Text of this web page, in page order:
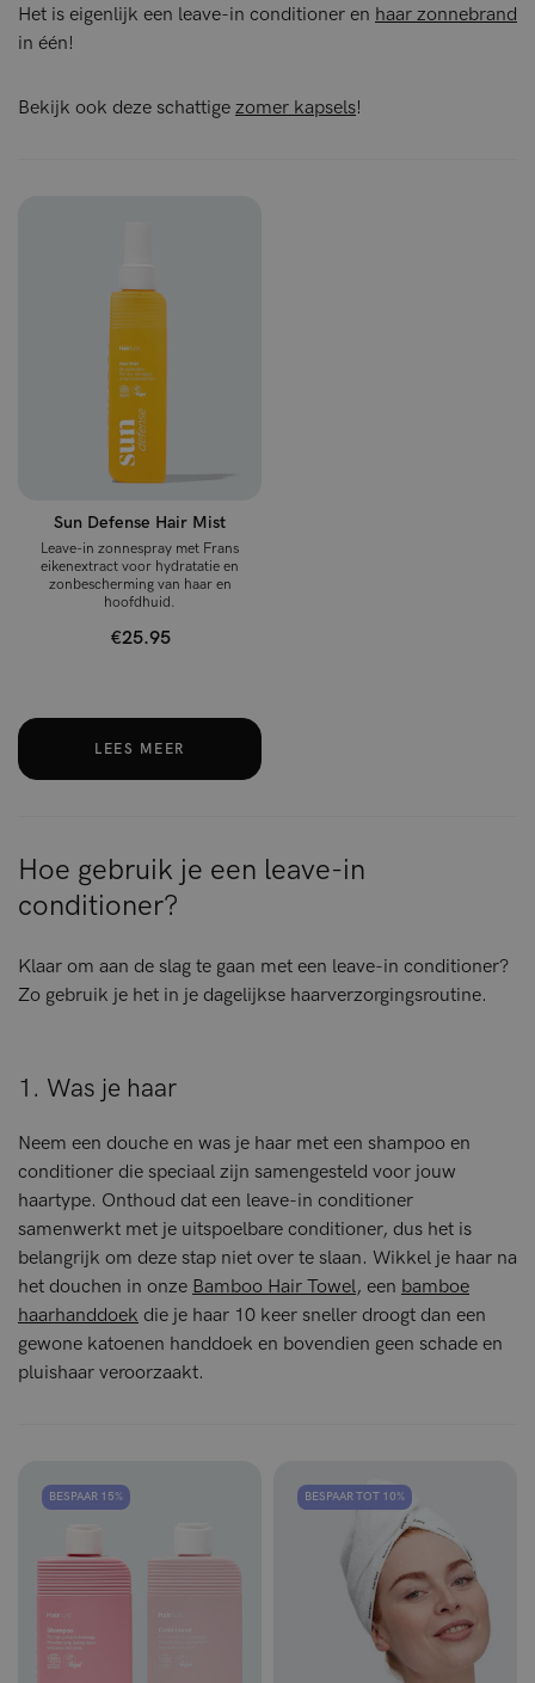
Het is eigenlijk een leave-in conditioner en haar zonnebrand
in één!
Bekijk ook deze schattige zomer kapsels!
Sun Defense Hair Mist
Leave-in zonnespray met Frans
eikenextract voor hydratatie en
zonbescherming van haar en
hoofdhuid.
€25.95
LEES MEER
Hoe gebruik je een leave-in
conditioner?
Klaar om aan de slag te gaan met een leave-in conditioner?
Zo gebruik je het in je dagelijkse haarverzorgingsroutine.
1. Was je haar
Neem een douche en was je haar met een shampoo en
conditioner die speciaal zijn samengesteld voor jouw
haartype. Onthoud dat een leave-in conditioner
samenwerkt met je uitspoelbare conditioner, dus het is
belangrijk om deze stap niet over te slaan. Wikkel je haar na
het douchen in onze Bamboo Hair Towel, een bamboe
haarhanddoek die je haar 10 keer sneller droogt dan een
gewone katoenen handdoek en bovendien geen schade en
pluishaar veroorzaakt.
BESPAAR 15% BESPAAR TOT 10%